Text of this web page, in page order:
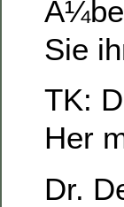
Sie
TK:
Her
Dr.